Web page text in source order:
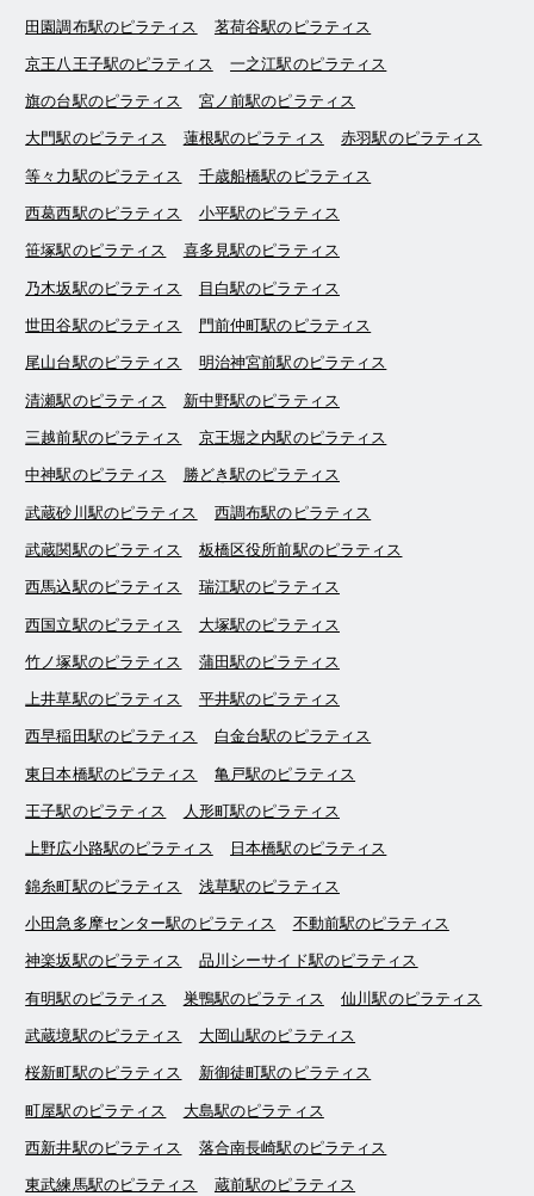
田園調布駅のピラティス 茗荷谷駅のピラティス
京王八王子駅のピラティス 一之江駅のピラティス
旗の台駅のピラティス 宮ノ前駅のピラティス
大門駅のピラティス 蓮根駅のピラティス 赤羽駅のピラティス
等々力駅のピラティス 千歳船橋駅のピラティス
西葛西駅のピラティス 小平駅のピラティス
笹塚駅のピラティス 喜多見駅のピラティス
乃木坂駅のピラティス 目白駅のピラティス
世田谷駅のピラティス 門前仲町駅のピラティス
尾山台駅のピラティス 明治神宮前駅のピラティス
清瀬駅のピラティス 新中野駅のピラティス
三越前駅のピラティス 京王堀之内駅のピラティス
中神駅のピラティス 勝どき駅のピラティス
武蔵砂川駅のピラティス 西調布駅のピラティス
武蔵関駅のピラティス 板橋区役所前駅のピラティス
西馬込駅のピラティス 瑞江駅のピラティス
西国立駅のピラティス 大塚駅のピラティス
竹ノ塚駅のピラティス 蒲田駅のピラティス
上井草駅のピラティス 平井駅のピラティス
西早稲田駅のピラティス 白金台駅のピラティス
東日本橋駅のピラティス 亀戸駅のピラティス
王子駅のピラティス 人形町駅のピラティス
上野広小路駅のピラティス 日本橋駅のピラティス
錦糸町駅のピラティス 浅草駅のピラティス
小田急多摩センター駅のピラティス 不動前駅のピラティス
神楽坂駅のピラティス 品川シーサイド駅のピラティス
有明駅のピラティス 巣鴨駅のピラティス 仙川駅のピラティス
武蔵境駅のピラティス 大岡山駅のピラティス
桜新町駅のピラティス 新御徒町駅のピラティス
町屋駅のピラティス 大島駅のピラティス
西新井駅のピラティス 落合南長崎駅のピラティス
東武練馬駅のピラティス 蔵前駅のピラティス